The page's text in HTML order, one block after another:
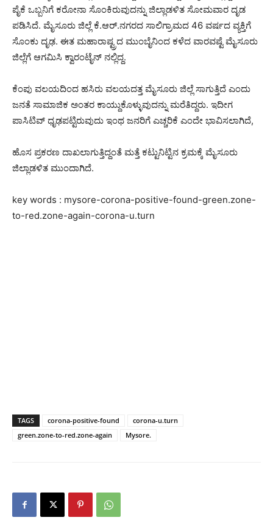
ಪೈಕೆ ಒಬ್ಬನಿಗೆ ಕರೋನಾ ಸೊಂಕಿರುವುದನ್ನು ಜಿಲ್ಲಾಡಳಿತ ಸೋಮವಾರ ದೃಡ
ಪಡಿಸಿದೆ. ಮೈಸೂರು ಜಿಲ್ಲೆ ಕೆ.ಆರ್.ನಗರದ ಸಾಲಿಗ್ರಾಮದ 46 ವರ್ಷದ ವ್ಯಕ್ತಿಗೆ
ಸೊಂಕು ದೃಢ. ಈತ ಮಹಾರಾಷ್ಟ್ರದ ಮುಂಬೈನಿಂದ ಕಳೆದ ವಾರವಷ್ಟೆ ಮೈಸೂರು
ಜಿಲ್ಲೆಗೆ ಆಗಮಿಸಿ ಕ್ವಾರಂಟೈನ್ ನಲ್ಲಿದ್ದ.
ಕೆಂಪು ವಲಯದಿಂದ ಹಸಿರು ವಲಯದತ್ತ ಮೈಸೂರು ಜಿಲ್ಲೆ ಸಾಗುತ್ತಿದೆ ಎಂದು
ಜನತೆ ಸಾಮಾಜಿಕ ಅಂತರ ಕಾಯ್ದುಕೊಳ್ಳುವುದನ್ನು ಮರೆತಿದ್ದರು. ಇದೀಗ
ಪಾಸಿಟಿವ್ ಧೃಢಪಟ್ಟಿರುವುದು ಇಂಥ ಜನರಿಗೆ ಎಚ್ಚರಿಕೆ ಎಂದೇ ಭಾವಿಸಲಾಗಿದೆ,
ಹೊಸ ಪ್ರಕರಣ ದಾಖಲಾಗುತ್ತಿದ್ದಂತೆ ಮತ್ತೆ ಕಟ್ಟುನಿಟ್ಟಿನ ಕ್ರಮಕ್ಕೆ ಮೈಸೂರು
ಜಿಲ್ಲಾಡಳಿತ ಮುಂದಾಗಿದೆ.
key words : mysore-corona-positive-found-green.zone-
to-red.zone-again-corona-u.turn
TAGS corona-positive-found
corona-u.turn
green.zone-to-red.zone-again
Mysore.